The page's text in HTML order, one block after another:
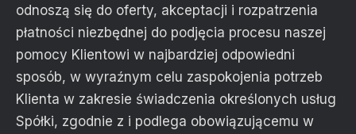
odnoszą się do oferty, akceptacji i rozpatrzenia
płatności niezbędnej do podjęcia procesu naszej
pomocy Klientowi w najbardziej odpowiedni
sposób, w wyraźnym celu zaspokojenia potrzeb
Klienta w zakresie świadczenia określonych usług
Spółki, zgodnie z i podlega obowiązującemu w